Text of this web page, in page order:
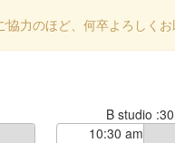
力のほど、何卒よろしくお
B studio
10:30 am